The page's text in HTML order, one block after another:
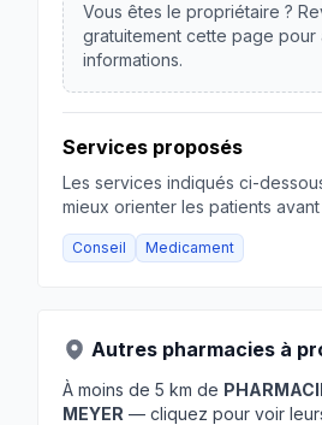
Vous êtes le propriétaire ?
gratuitement cette page pour
informations.
Services proposés
Les services indiqués ci-
mieux orienter les patients
Conseil Medicament
Autres pharmacies à
À moins de 5 km de
MEYER — cliquez pour voir